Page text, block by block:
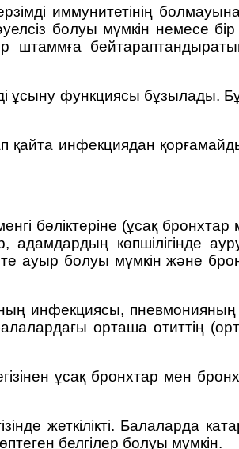
иммунитетінің
болуы мүмкін немесе
штаммға
ұсыну функциясы бұзылады.
инфекциядан
бөліктеріне (ұсақ бронхтар
көпшілігінде
ауыр болуы мүмкін және
инфекциясы,
орташа отиттің
ұсақ бронхтар мен
жеткілікті. Балаларда
белгілер болуы мүмкін.